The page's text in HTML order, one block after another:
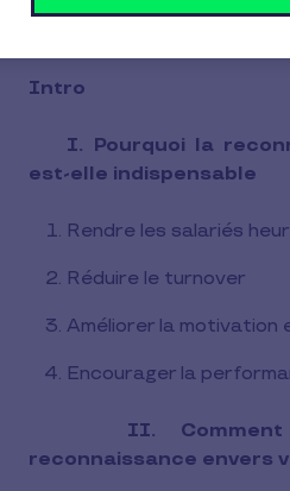
Tables des matières
Intro
I. Pourquoi la
est-elle indispensable
Rendre les salariés
Réduire le turnover
Améliorer la motivation
Encourager la
II.
reconnaissance envers